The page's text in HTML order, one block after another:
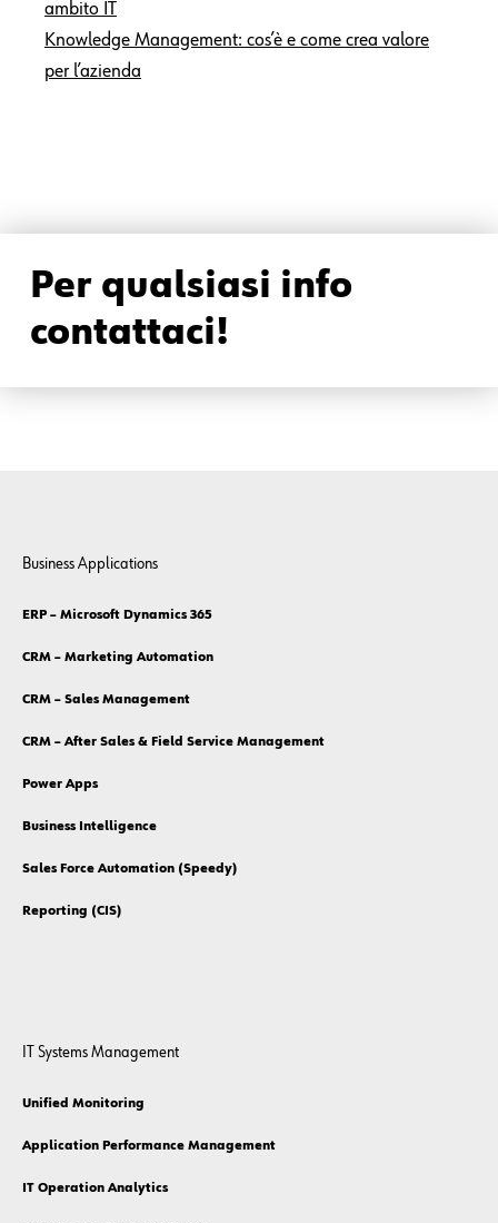
ambito IT
Knowledge Management: cos’è e come crea valore
per l’azienda
Per qualsiasi info
contattaci!
Business Applications
ERP – Microsoft Dynamics 365
CRM – Marketing Automation
CRM – Sales Management
CRM – After Sales & Field Service Management
Power Apps
Business Intelligence
Sales Force Automation (Speedy)
Reporting (CIS)
IT Systems Management
Unified Monitoring
Application Performance Management
IT Operation Analytics